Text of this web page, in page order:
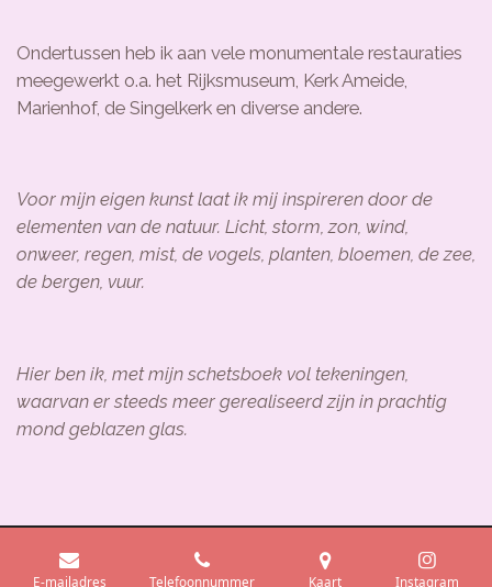
Ondertussen heb ik aan vele monumentale restauraties
meegewerkt o.a. het Rijksmuseum, Kerk Ameide,
Marienhof, de Singelkerk en diverse andere.
Voor mijn eigen kunst laat ik mij inspireren door de
elementen van de natuur. Licht, storm, zon, wind,
onweer, regen, mist, de vogels, planten, bloemen, de zee,
de bergen, vuur.
Hier ben ik, met mijn schetsboek vol tekeningen,
waarvan er steeds meer gerealiseerd zijn in prachtig
mond geblazen glas.
Generaal de Bonsweg 1
E-mailadres Telefoonnummer Kaart Instagram